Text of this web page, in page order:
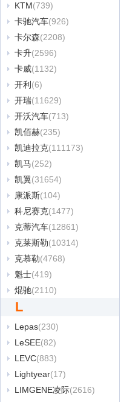
KTM(739)
卡驰汽车(926)
卡尔森(2208)
卡升(2596)
卡威(1132)
开利 (6)
开瑞(11629)
开沃汽车(713)
凯佰赫(235)
凯迪拉克(111173)
凯马(252)
凯翼(31654)
康派斯(104)
科尼赛克(1477)
克蒂汽车(12861)
克莱斯勒(10314)
克慕勒(4768)
魁士(419)
焜驰(2110)
L
Lepas(230)
LeSEE(82)
LEVC(883)
Lightyear(17)
LIMGENE凌际(2616)